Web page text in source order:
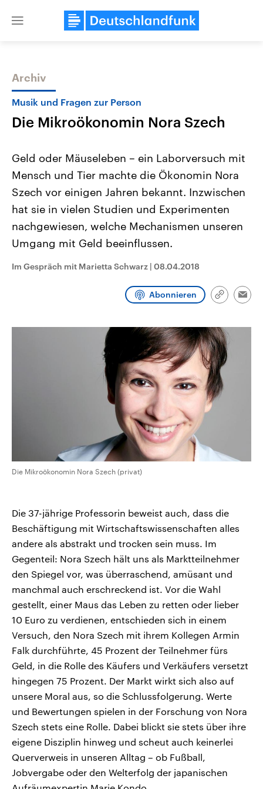
Close
Themen
Landtagswahl Sachsen-Anhalt
2026
Alle Informationen
Sachsen-Anhalt wählt am 6.
September 2026 einen neuen
Landtag. Seit 2021 wird das
Bundesland von einer Koalition aus
CDU, SPD und FDP regiert.-
Wahlprogramme, aktuelle Berichte
und Hintergründe zu den Parteien
USA
Aktuelle Beiträge,
Hintergründe
Wirtschaftlich und
gehören die Vereinigten
aktuelle Weltgeschehen.
Programm Podcasts
Audio-Archiv
Archiv
Musik und Fragen zur Person
Die Mikroökonomin Nora Szech
Geld oder Mäuseleben – ein Laborversuch mit
Mensch und Tier machte die Ökonomin Nora
Szech vor einigen Jahren bekannt. Inzwischen
hat sie in vielen Studien und Experimenten
nachgewiesen, welche Mechanismen unseren
Umgang mit Geld beeinflussen.
Im Gespräch mit Marietta Schwarz | 08.04.2018
Abonnieren
Link
Die Mikroökonomin Nora Szech (privat)
Die 37-jährige Professorin beweist auch, dass die
Beschäftigung mit Wirtschaftswissenschaften alles
andere als abstrakt und trocken sein muss. Im
Gegenteil: Nora Szech hält uns als Marktteilnehmer
den Spiegel vor, was überraschend, amüsant und
manchmal auch erschreckend ist. Vor die Wahl
gestellt, einer Maus das Leben zu retten oder lieber
10 Euro zu verdienen, entschieden sich in einem
Versuch, den Nora Szech mit ihrem Kollegen Armin
Falk durchführte, 45 Prozent der Teilnehmer fürs
Geld, in die Rolle des Käufers und Verkäufers versetzt
hingegen 75 Prozent. Der Markt wirkt sich also auf
unsere Moral aus, so die Schlussfolgerung. Werte
und Bewertungen spielen in der Forschung von Nora
Szech stets eine Rolle. Dabei blickt sie stets über ihre
eigene Disziplin hinweg und scheut auch keinerlei
Querverweis in unseren Alltag – ob Fußball,
Jobvergabe oder den Welterfolg der japanischen